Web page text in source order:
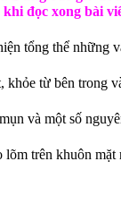
đọc xong bài
tổng thể những
từ bên trong
và một số
trên khuôn mặt